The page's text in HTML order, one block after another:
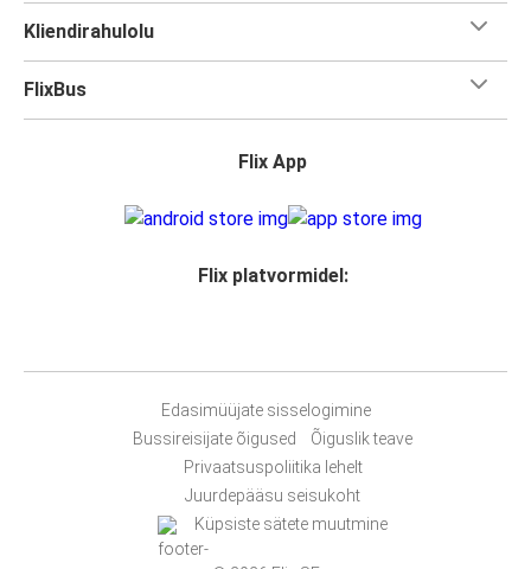
Kliendirahulolu
FlixBus
Flix App
Flix platvormidel:
Edasimüüjate sisselogimine
Bussireisijate õigused
Õiguslik teave
Privaatsuspoliitika lehelt
Juurdepääsu seisukoht
Küpsiste sätete muutmine